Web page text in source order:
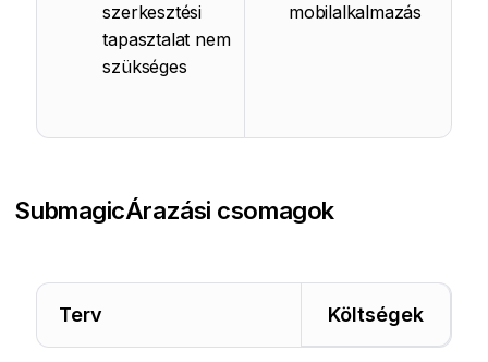
szerkesztési
tapasztalat nem
szükséges
mobilalkalmazás
SubmagicÁrazási csomagok
Terv Költségek